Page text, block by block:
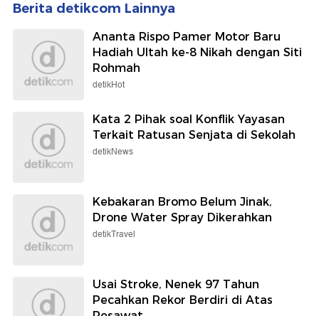
Berita detikcom Lainnya
Ananta Rispo Pamer Motor Baru
Hadiah Ultah ke-8 Nikah dengan Siti
Rohmah
detikHot
Kata 2 Pihak soal Konflik Yayasan
Terkait Ratusan Senjata di Sekolah
detikNews
Kebakaran Bromo Belum Jinak,
Drone Water Spray Dikerahkan
detikTravel
Usai Stroke, Nenek 97 Tahun
Pecahkan Rekor Berdiri di Atas